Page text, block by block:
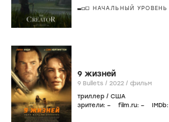
НАЧАЛЬНЫЙ УРОВЕНЬ
9 жизней
9 Bullets / 2022 / фильм
триллер / США
зрители: – film.ru: – IMDb: